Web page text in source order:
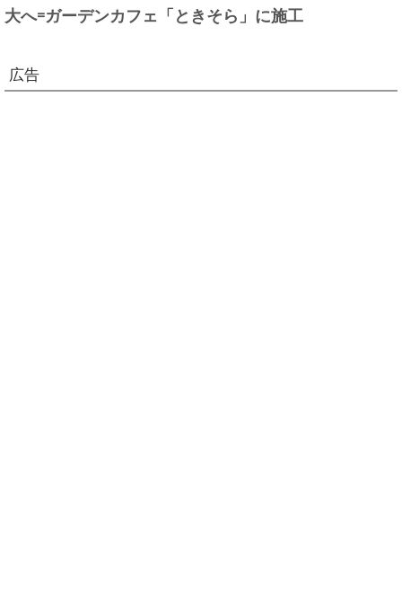
大へ=ガーデンカフェ「ときそら」に施工
広告